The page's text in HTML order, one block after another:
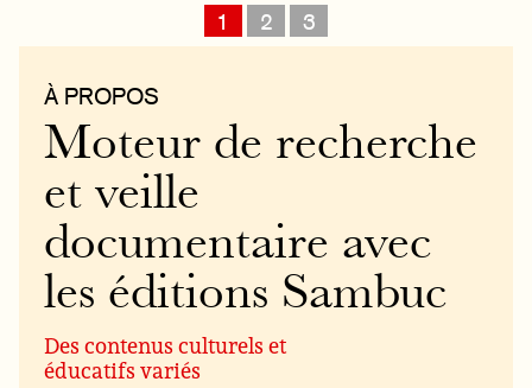
1 2 3
À PROPOS
Moteur de recherche
et veille
documentaire avec
les éditions Sambuc
Des contenus culturels et
éducatifs variés